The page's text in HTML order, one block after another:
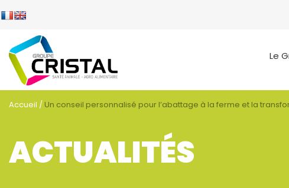
Le
NOS MÉTIERS
NOS ESPÈCES
Accueil / Un conseil personnalisé pour l’abattage à la ferme et la
ACTUALITÉS